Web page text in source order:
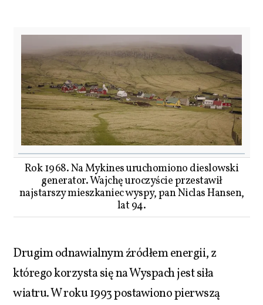
Rok 1968. Na Mykines uruchomiono dieslowski
generator. Wajchę uroczyście przestawił
najstarszy mieszkaniec wyspy, pan Niclas Hansen,
lat 94.
Drugim odnawialnym źródłem energii, z
którego korzysta się na Wyspach jest siła
wiatru. W roku 1993 postawiono pierwszą